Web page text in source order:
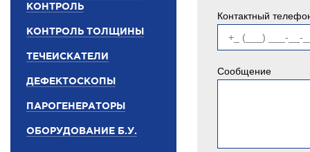
КОНТРОЛЬ
КОНТРОЛЬ ТОЛЩИНЫ
ТЕЧЕИСКАТЕЛИ
ДЕФЕКТОСКОПЫ
ПАРОГЕНЕРАТОРЫ
ОБОРУДОВАНИЕ Б.У.
Контактный
Сообщение